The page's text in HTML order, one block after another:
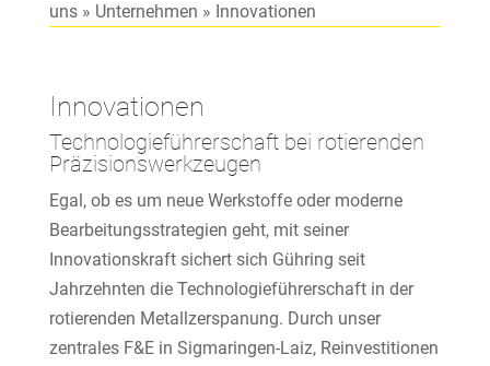
uns» Unternehmen » Innovationen
Innovationen
Technologieführerschaft bei rotierenden
Präzisionswerkzeugen
Egal, ob es um neue Werkstoffe oder moderne
Bearbeitungsstrategien geht, mit seiner
Innovationskraft sichert sich Gühring seit
Jahrzehnten die Technologieführerschaft in der
rotierenden Metallzerspanung. Durch unser
zentrales F&E in Sigmaringen-Laiz, Reinvestitionen